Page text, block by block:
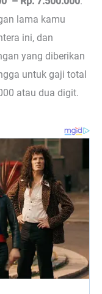
lama kamu
ini, dan
yang diberikan
untuk gaji total
atau dua digit.